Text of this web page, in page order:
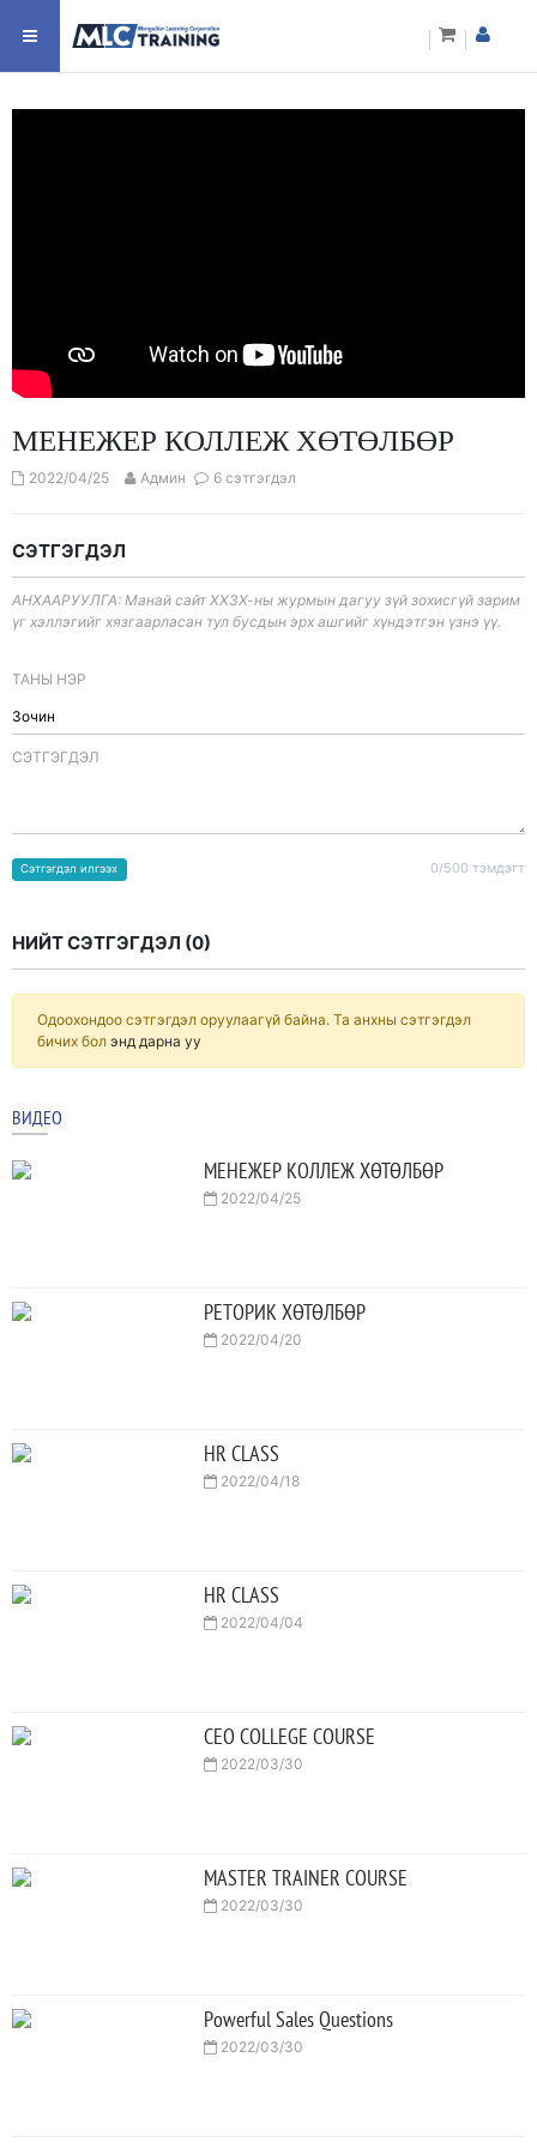
МЕНЕЖЕР КОЛЛЕЖ ХӨТӨЛБӨР
2022/04/25 Админ 6 сэтгэгдэл
СЭТГЭГДЭЛ
АНХААРУУЛГА: Манай сайт ХХЗХ-ны журмын дагуу зүй зохисгүй зарим
үг хэллэгийг хязгаарласан тул бусдын эрх ашгийг хүндэтгэн үзнэ үү.
ТАНЫ НЭР
CЭТГЭГДЭЛ
0/500 тэмдэгт
Сэтгэгдэл илгээх
НИЙТ СЭТГЭГДЭЛ (0)
Одоохондоо сэтгэгдэл оруулаагүй байна. Та анхны сэтгэгдэл
бичих бол энд дарна уу
ВИДЕО
МЕНЕЖЕР КОЛЛЕЖ ХӨТӨЛБӨР
2022/04/25
РЕТОРИК ХӨТӨЛБӨР
2022/04/20
HR CLASS
2022/04/18
HR CLASS
2022/04/04
CEO COLLEGE COURSE
2022/03/30
MASTER TRAINER COURSE
2022/03/30
Powerful Sales Questions
2022/03/30